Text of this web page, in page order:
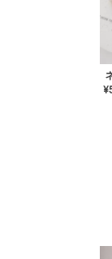
¥